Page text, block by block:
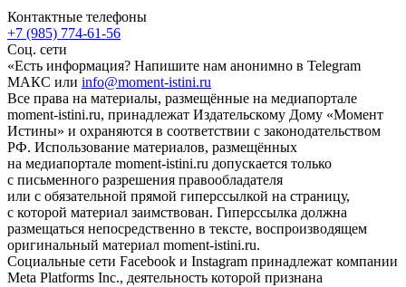
Контактные телефоны
+7 (985) 774-61-56
Соц. сети
«Есть информация? Напишите нам анонимно в Telegram
МАКС или info@moment-istini.ru
Все права на материалы, размещённые на медиапортале
moment-istini.ru, принадлежат Издательскому Дому «Момент
Истины» и охраняются в соответствии с законодательством
РФ. Использование материалов, размещённых
на медиапортале moment-istini.ru допускается только
с письменного разрешения правообладателя
или с обязательной прямой гиперссылкой на страницу,
с которой материал заимствован. Гиперссылка должна
размещаться непосредственно в тексте, воспроизводящем
оригинальный материал moment-istini.ru.
Социальные сети Facebook и Instagram принадлежат компании
Meta Platforms Inc., деятельность которой признана